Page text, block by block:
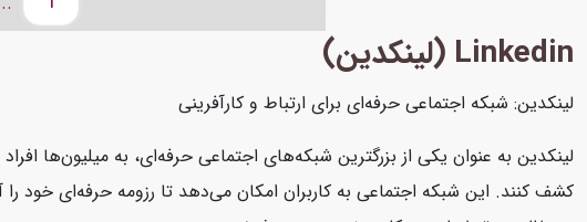
Linkedin (لینکدین)
لینکدین: شبکه اجتماعی حرفه‌ای برای ارتباط و کارآفرینی
لینکدین به عنوان یکی از بزرگترین شبکه‌های اجتماعی حرفه‌ای، به میلیون‌ها
کشف کنند. این شبکه اجتماعی به کاربران امکان می‌دهد تا رزومه حرفه‌ای خود را